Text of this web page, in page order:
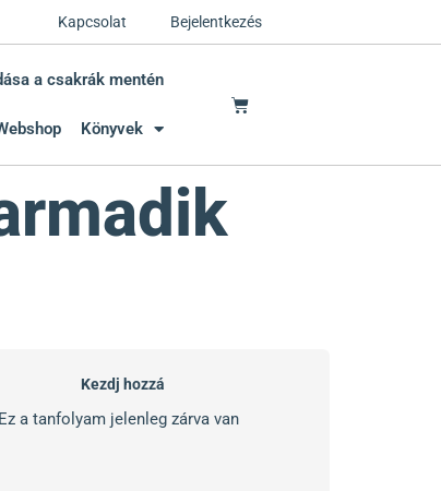
Kapcsolat Bejelentkezés
a csakrák mentén
Könyvek
Kezdj hozzá
Ez a tanfolyam jelenleg zárva van